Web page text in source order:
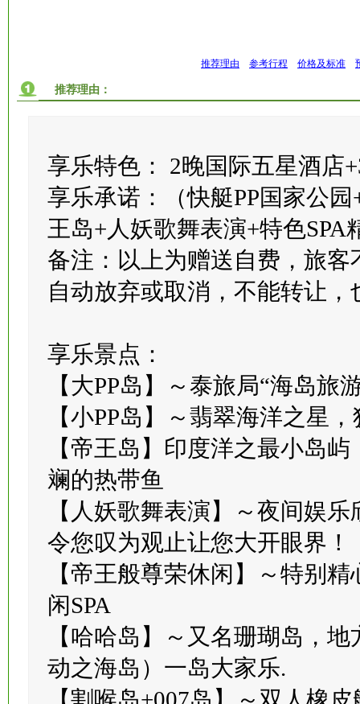
享乐特色： 2晚国际五星酒店
享乐承诺：（快艇PP国家公
王岛+人妖歌舞表演+特色SPA
备注：以上为赠送自费，旅
享乐景点：
【大PP岛】～泰旅局“海岛旅
【小PP岛】～翡翠海洋之星
【帝王岛】印度洋之最小岛
斓的热带鱼
【人妖歌舞表演】～夜间娱
令您叹为观止让您大开眼界！
【帝王般尊荣休闲】～特别
闲SPA
【哈哈岛】～又名珊瑚岛，